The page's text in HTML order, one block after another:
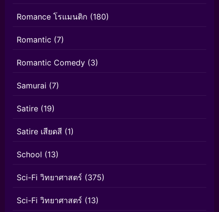
Romance โรแมนติก (180)
Romantic (7)
Romantic Comedy (3)
Samurai (7)
Satire (19)
Satire เสียดสี (1)
School (13)
Sci-Fi วิทยาศาสตร์ (375)
Sci-Fi วิทยาศาสตร์ (13)